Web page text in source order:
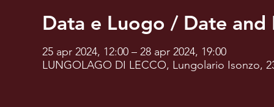
Data e Luogo / Date and
25 apr 2024, 12:00 – 28 apr 2024, 19:00
LUNGOLAGO DI LECCO, Lungolario Isonzo,